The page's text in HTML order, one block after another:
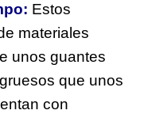
Estos
materiales
unos guantes
que unos
con